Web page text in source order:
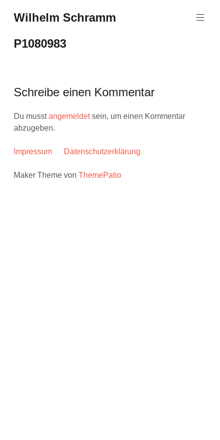
Inhalt
Wilhelm Schramm
and
P1080983
Schreibe einen Kommentar
Du musstangemeldetsein, um einen Kommentar
abzugeben.
Impressum Datenschutzerklärung
Maker Theme vonThemePatio